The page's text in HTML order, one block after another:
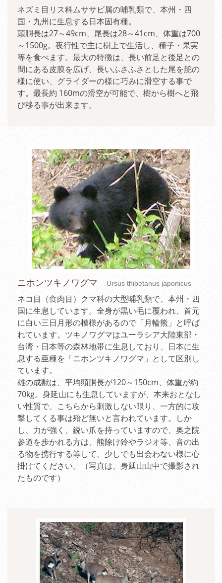
ネズミ目リス科ムササビ属の哺乳類で、本州・四
国・九州に生息する日本固有種。
頭胴長は27～49cm、尾長は28～41cm、体重は700
～1500g。夜行性で主に樹上で生活し、種子・果実
等を食べます。最大の特徴は、長い前足と後足との
間にある皮膜を広げ、長いふさふさとした尾を舵の
様に使い、グライダーの様に巧みに滑空する事で
す。最長約 160mの滑空が可能で、樹から樹へと飛
び移る事が出来ます。
ニホンツキノワグマ Ursus thibetanus japonicus
ネコ目（食肉目）クマ科の大型哺乳類で、本州・四
国に生息しています。全身が黒い毛に覆われ、首元
に白い三日月形の模様があるので「月輪熊」と呼ば
れています。ツキノワグマはユーラシア大陸東部・
台湾・日本等の森林地帯に生息しており、日本に生
息する亜種を「ニホンツキノワグマ」として区別し
ています。
雄の成獣は、平均頭胴長が120～150cm、体重が約
70kg。身延山にも生息していますが、本来おとなし
い性質で、こちらから刺激しない限り、一方的に攻
撃してくる事は殆ど無いと言われています。しか
し、力が強く、鋭い爪を持っていますので、奥之院
参道を歩かれる方は、熊除け鈴やラジオ等、音の出
る物を携行する等して、少しでも出会わない様に心
掛けてください。（写真は、身延山山中で撮影され
たものです）